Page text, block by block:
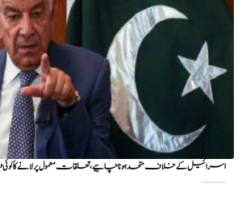
اسرائیل کے خلاف متحد ہونا چاہیے، تعلقات معمول پر لانے کا